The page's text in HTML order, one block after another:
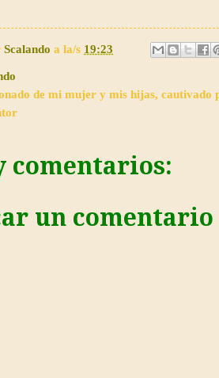
Scalando a la/s 19:23
de mi mujer y mis hijas, cautivado
comentarios:
un comentario